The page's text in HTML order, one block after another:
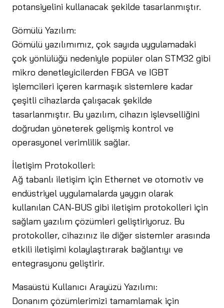
potansiyelini kullanacak şekilde tasarlanmıştır.
Gömülü Yazılım:
Gömülü yazılımımız, çok sayıda uygulamadaki
çok yönlülüğü nedeniyle popüler olan STM32 gibi
mikro denetleyicilerden FBGA ve IGBT
işlemcileri içeren karmaşık sistemlere kadar
çeşitli cihazlarda çalışacak şekilde
tasarlanmıştır. Bu yazılım, cihazın işlevselliğini
doğrudan yöneterek gelişmiş kontrol ve
operasyonel verimlilik sağlar.
İletişim Protokolleri:
Ağ tabanlı iletişim için Ethernet ve otomotiv ve
endüstriyel uygulamalarda yaygın olarak
kullanılan CAN-BUS gibi iletişim protokolleri için
sağlam yazılım çözümleri geliştiriyoruz. Bu
protokoller, cihazınız ile diğer sistemler arasında
etkili iletişimi kolaylaştırarak bağlantıyı ve
entegrasyonu geliştirir.
Masaüstü Kullanıcı Arayüzü Yazılımı:
Donanım çözümlerimizi tamamlamak için